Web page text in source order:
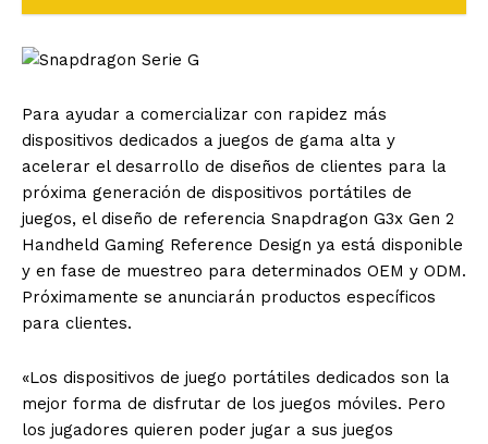
Para ayudar a comercializar con rapidez más
dispositivos dedicados a juegos de gama alta y
acelerar el desarrollo de diseños de clientes para la
próxima generación de dispositivos portátiles de
juegos, el diseño de referencia Snapdragon G3x Gen 2
Handheld Gaming Reference Design ya está disponible
y en fase de muestreo para determinados OEM y ODM.
Próximamente se anunciarán productos específicos
para clientes.
«Los dispositivos de juego portátiles dedicados son la
mejor forma de disfrutar de los juegos móviles. Pero
los jugadores quieren poder jugar a sus juegos